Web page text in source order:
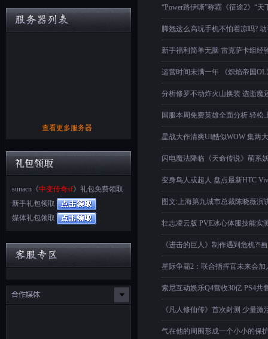
查看更多服务器
sunacn《中变传奇sf》礼包免费领取
新手礼包领取
媒体礼包领取
“Power路伊嘶”称霸《征途2》“天
脚翘这么高玩手机不怕着凉吗?
新手福利简单无脑 雷克萨卡组经
运营时间未满一年 《炽焰帝国
分析修罗不动炸火山换装 选逝魔
国服本周免费英雄全面分析 轻松
星战大作清爽UI酷似WOW 集两
闪电魔法降临《天命传说》萌系
变身鸟人或超人 盘点最新HTC
图文:上海第九城市总裁陈晓薇演
壮志凌云版 PVE冰心体服技能实
《进击的巨人》制作遇到危机?!
星际争霸2：联合指挥官未来会加
索尼互动娱乐Q4营收30亿 PS4共
《凡人修仙传》首次封测 少量激
气在他的周围形成一个小小的保